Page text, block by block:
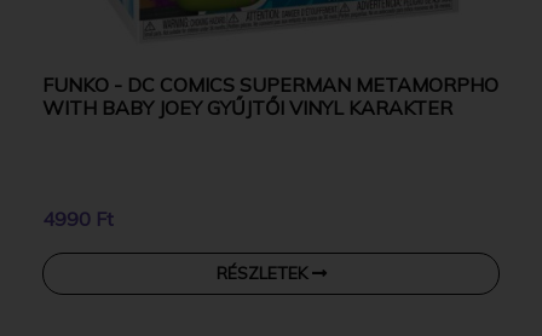
FUNKO - DC COMICS SUPERMAN METAMORPHO
WITH BABY JOEY GYŰJTŐI VINYL KARAKTER
4990 Ft
RÉSZLETEK